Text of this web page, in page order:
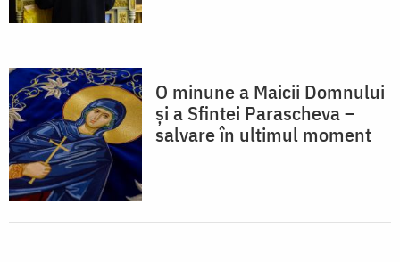
O minune a Maicii Domnului
și a Sfintei Parascheva –
salvare în ultimul moment